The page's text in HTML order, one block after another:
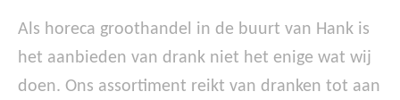
Als horeca groothandel in de buurt van Hank is
het aanbieden van drank niet het enige wat wij
doen. Ons assortiment reikt van dranken tot aan